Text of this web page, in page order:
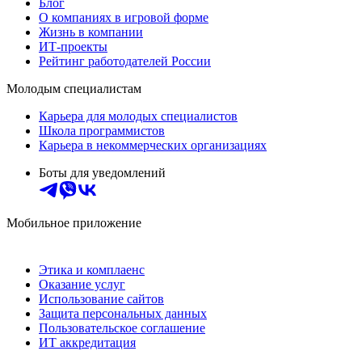
Блог
О компаниях в игровой форме
Жизнь в компании
ИТ-проекты
Рейтинг работодателей России
Молодым специалистам
Карьера для молодых специалистов
Школа программистов
Карьера в некоммерческих организациях
Боты для уведомлений
Мобильное приложение
Этика и комплаенс
Оказание услуг
Использование сайтов
Защита персональных данных
Пользовательское соглашение
ИТ аккредитация